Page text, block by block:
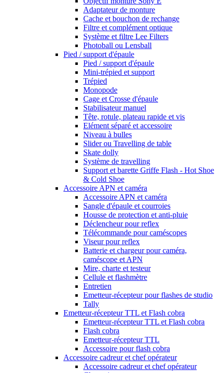
Adaptateur de monture
Cache et bouchon de rechange
Filtre et complément optique
Système et filtre Lee Filters
Photoball ou Lensball
Pied / support d'épaule
Pied / support d'épaule
Mini-trépied et support
Trépied
Monopode
Cage et Crosse d'épaule
Stabilisateur manuel
Tête, rotule, plateau rapide et vis
Elément séparé et accessoire
Niveau à bulles
Slider ou Travelling de table
Skate dolly
Système de travelling
Support et barette Griffe Flash - Hot Shoe
& Cold Shoe
Accessoire APN et caméra
Accessoire APN et caméra
Sangle d'épaule et courroies
Housse de protection et anti-pluie
Déclencheur pour reflex
Télécommande pour caméscopes
Viseur pour reflex
Batterie et chargeur pour caméra,
caméscope et APN
Mire, charte et testeur
Cellule et flashmètre
Entretien
Emetteur-récepteur pour flashes de studio
Tally
Emetteur-récepteur TTL et Flash cobra
Emetteur-récepteur TTL et Flash cobra
Flash cobra
Emetteur-récepteur TTL
Accessoire pour flash cobra
Accessoire cadreur et chef opérateur
Accessoire cadreur et chef opérateur